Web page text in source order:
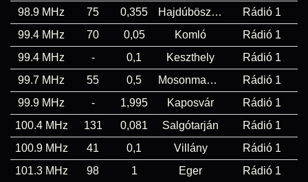
98.9 MHz
75 0,355 Hajdúböszörmény
Rádió 1
99.4 MHz
70 0,05 Komló
Rádió 1
99.4 MHz
- 0,1 Keszthely
Rádió 1
99.7 MHz
55 0,5 Mosonmagyaróvár
Rádió 1
99.9 MHz
- 1,995 Kaposvár
Rádió 1
100.4 MHz
131 0,081 Salgótarján
Rádió 1
100.9 MHz
41 0,1 Villány
Rádió 1
101.3 MHz
98 1 Eger Rádió 1